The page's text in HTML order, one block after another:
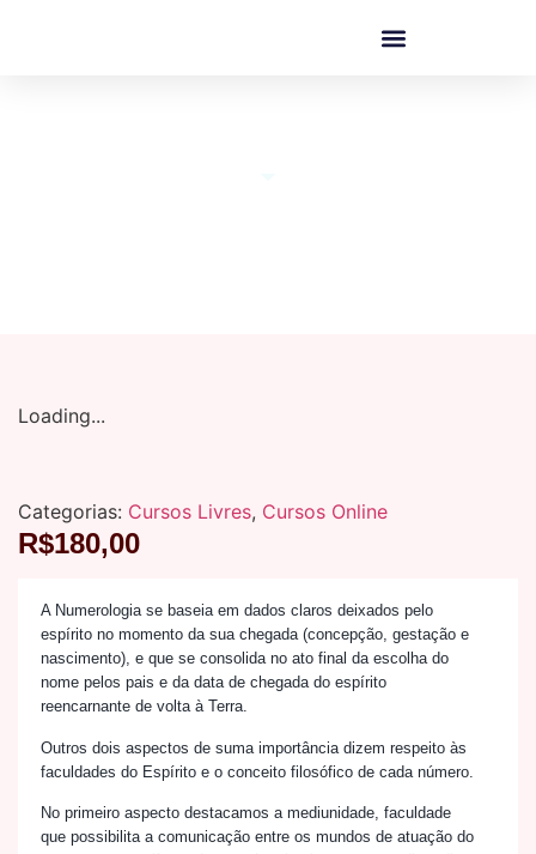
Loading...
Categorias: Cursos Livres, Cursos Online
R$180,00
A Numerologia se baseia em dados claros deixados pelo
espírito no momento da sua chegada (concepção, gestação e
nascimento), e que se consolida no ato final da escolha do
nome pelos pais e da data de chegada do espírito
reencarnante de volta à Terra.
Outros dois aspectos de suma importância dizem respeito às
faculdades do Espírito e o conceito filosófico de cada número.
No primeiro aspecto destacamos a mediunidade, faculdade
que possibilita a comunicação entre os mundos de atuação do